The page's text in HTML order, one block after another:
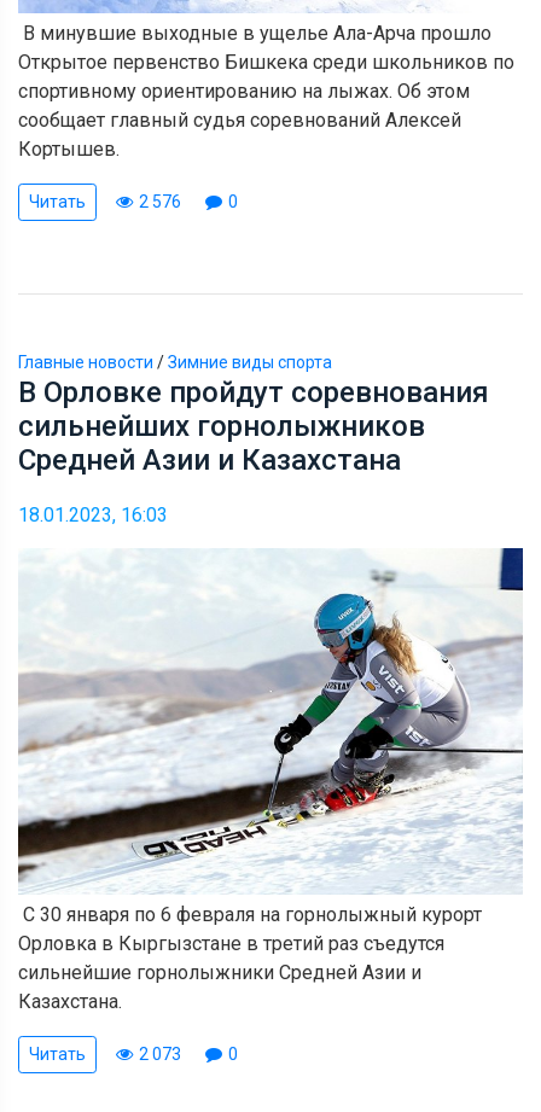
В минувшие выходные в ущелье Ала-Арча прошло
Открытое первенство Бишкека среди школьников по
спортивному ориентированию на лыжах. Об этом
сообщает главный судья соревнований Алексей
Кортышев.
Читать 2 576 0
Главные новости /Зимние виды спорта
В Орловке пройдут соревнования
сильнейших горнолыжников
Средней Азии и Казахстана
18.01.2023, 16:03
С 30 января по 6 февраля на горнолыжный курорт
Орловка в Кыргызстане в третий раз съедутся
сильнейшие горнолыжники Средней Азии и
Казахстана.
Читать 2 073 0